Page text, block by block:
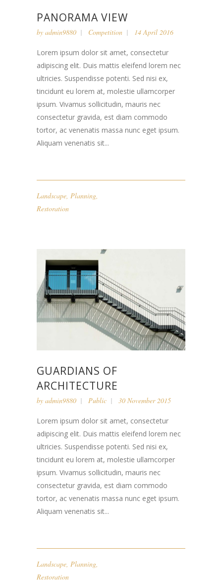
PANORAMA VIEW
by admin9880 Competition 14 April 2016
Lorem ipsum dolor sit amet, consectetur
adipiscing elit. Duis mattis eleifend lorem nec
ultricies. Suspendisse potenti. Sed nisi ex,
tincidunt eu lorem at, molestie ullamcorper
ipsum. Vivamus sollicitudin, mauris nec
consectetur gravida, est diam commodo
tortor, ac venenatis massa nunc eget ipsum.
Aliquam venenatis sit...
Landscape Planning
Restoration
GUARDIANS OF
ARCHITECTURE
by admin9880 Public 30 November 2015
Lorem ipsum dolor sit amet, consectetur
adipiscing elit. Duis mattis eleifend lorem nec
ultricies. Suspendisse potenti. Sed nisi ex,
tincidunt eu lorem at, molestie ullamcorper
ipsum. Vivamus sollicitudin, mauris nec
consectetur gravida, est diam commodo
tortor, ac venenatis massa nunc eget ipsum.
Aliquam venenatis sit...
Landscape, Planning,
Restoration